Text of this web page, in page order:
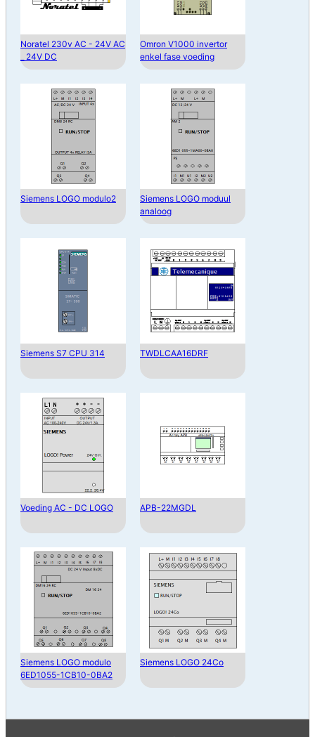
Noratel 230v AC - 24V AC
_ 24V DC
Omron V1000 invertor
enkel fase voeding
Siemens LOGO modulo2
Siemens LOGO moduul
analoog
Siemens S7 CPU 314 TWDLCAA16DRF
Voeding AC - DC LOGO APB-22MGDL
Siemens LOGO modulo
6ED1055-1CB10-0BA2
Siemens LOGO 24Co